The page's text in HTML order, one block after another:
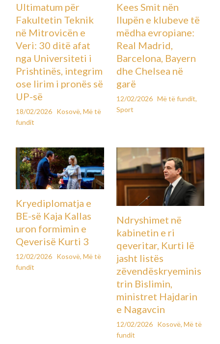
Ultimatum për
Fakultetin Teknik
në Mitrovicën e
Veri: 30 ditë afat
nga Universiteti i
Prishtinës, integrim
ose lirim i pronës së
UP-së
18/02/2026 Kosovë,Më të
fundit
Kees Smit nën
llupën e klubeve të
mëdha evropiane:
Real Madrid,
Barcelona, Bayern
dhe Chelsea në
garë
12/02/2026 Më të fundit,
Sport
Kryediplomatja e
BE-së Kaja Kallas
uron formimin e
Qeverisë Kurti 3
12/02/2026 Kosovë,Më të
fundit
Ndryshimet në
kabinetin e ri
qeveritar, Kurti lë
jasht listës
zëvendëskryeminis
trin Bislimin,
ministret Hajdarin
e Nagavcin
12/02/2026 Kosovë, Më të
fundit